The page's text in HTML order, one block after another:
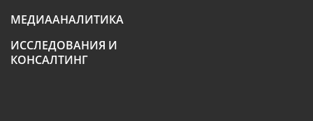
МЕДИААНАЛИТИКА
ИССЛЕДОВАНИЯ И
КОНСАЛТИНГ